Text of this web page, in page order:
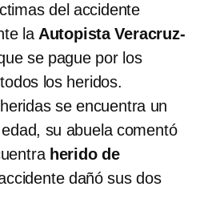
del accidente
laAutopista Veracruz-
se pague por los
los heridos.
se encuentra un
su abuela comentó
herido de
dañó sus dos